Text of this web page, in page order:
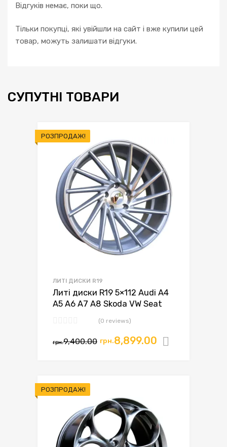
Відгуків немає, поки що.
Тільки покупці, які увійшли на сайт і вже купили цей
товар, можуть залишати відгуки.
СУПУТНІ ТОВАРИ
РОЗПРОДАЖ!
ЛИТІ ДИСКИ R19
Литі диски R19 5×112 Audi A4
A5 A6 A7 A8 Skoda VW Seat
(0 reviews)
грн.9,400.00 грн.8,899.00
РОЗПРОДАЖ!